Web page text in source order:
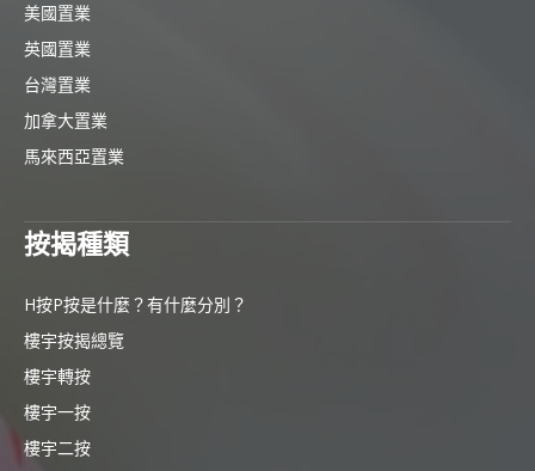
美國置業
英國置業
台灣置業
加拿大置業
馬來西亞置業
按揭種類
H按P按是什麼？有什麼分別？
樓宇按揭總覽
樓宇轉按
樓宇一按
樓宇二按